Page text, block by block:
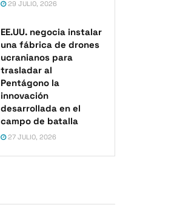
29 JULIO, 2026
EE.UU. negocia instalar
una fábrica de drones
ucranianos para
trasladar al
Pentágono la
innovación
desarrollada en el
campo de batalla
27 JULIO, 2026